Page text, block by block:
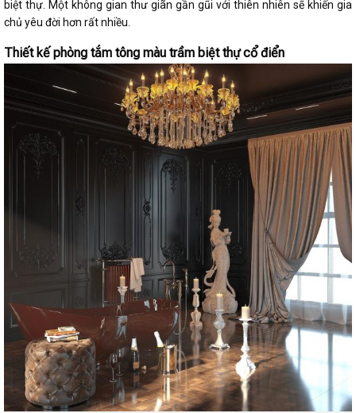
biệt thự. Một không gian thư giãn gần gũi với thiên nhiên sẽ khiến gia
chủ yêu đời hơn rất nhiều.
Thiết kế phòng tắm tông màu trầm biệt thự cổ điển